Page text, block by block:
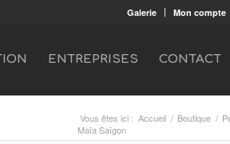
Galerie Mon compte
ENTREPRISES CONTACT
Vous êtes ici : Accueil / Boutique /
Maïa Saïgon